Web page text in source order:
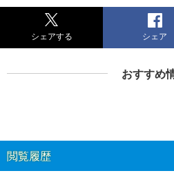
シェアする シェア
おすすめ
閲覧履歴